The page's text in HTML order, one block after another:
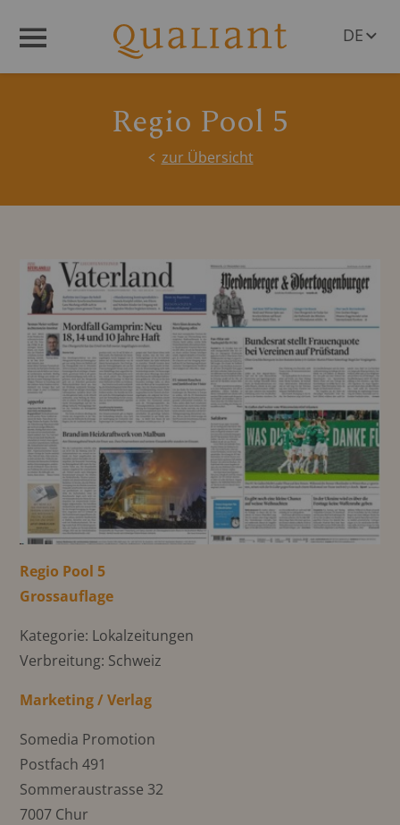
DE
Regio Pool 5
zur Übersicht
Regio Pool 5
Grossauflage
Kategorie: Lokalzeitungen
Verbreitung: Schweiz
Marketing / Verlag
Somedia Promotion
Postfach 491
Sommeraustrasse 32
7007 Chur